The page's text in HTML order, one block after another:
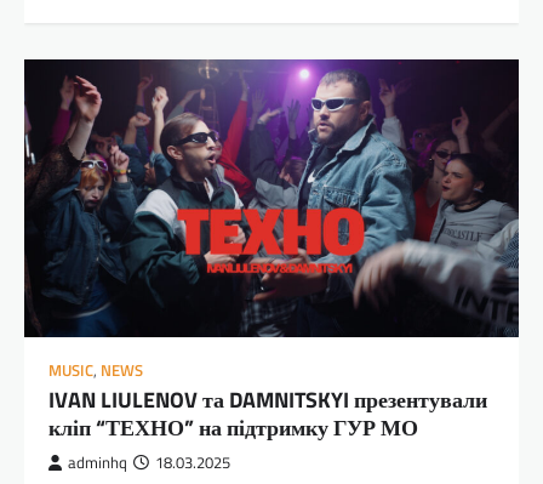
MUSIC, NEWS
IVAN LIULENOV та DAMNITSKYI презентували
кліп “ТЕХНО” на підтримку ГУР МО
adminhq 18.03.2025